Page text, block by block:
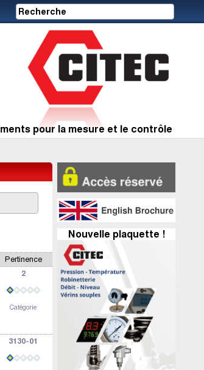
pour la mesure et le contrôle
Nouvelle plaquette !
Pertinence
2
Catégorie
3130-01